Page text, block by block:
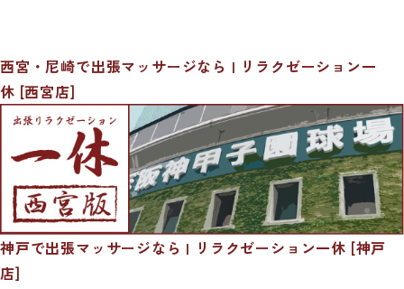
西宮・尼崎で出張マッサージなら | リラクゼーション一
休 [西宮店]
神戸で出張マッサージなら | リラクゼーション一休 [神戸
店]